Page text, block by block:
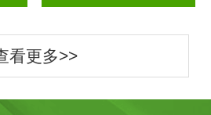
看更多>>